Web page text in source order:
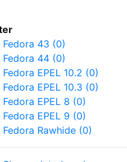
Fedora 43 (0)
Fedora 44 (0)
Fedora EPEL 10.2 (0)
Fedora EPEL 10.3 (0)
Fedora EPEL 8 (0)
Fedora EPEL 9 (0)
Fedora Rawhide (0)